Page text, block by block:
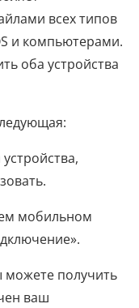
всех типов
и компьютерами.
оба устройства
мобильном
можете получить
ваш